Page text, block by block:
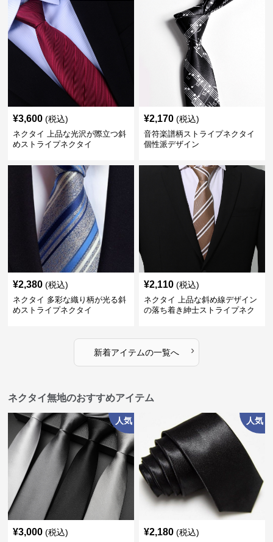
¥3,600 (税込)
ネクタイ 上品な光沢が際立つ斜
めストライプネクタイ
¥2,170 (税込)
音符楽譜柄ストライプネクタイ
個性派デザイン
¥2,380 (税込)
ネクタイ 多彩な織り柄が光る斜
めストライプネクタイ
¥2,110 (税込)
ネクタイ 上品な斜め線デザイン
の落ち着き紳士ストライプネク
新着アイテムの一覧へ ›
ネクタイ無地のおすすめアイテム
人気
¥3,000 (税込)
人気
¥2,180 (税込)